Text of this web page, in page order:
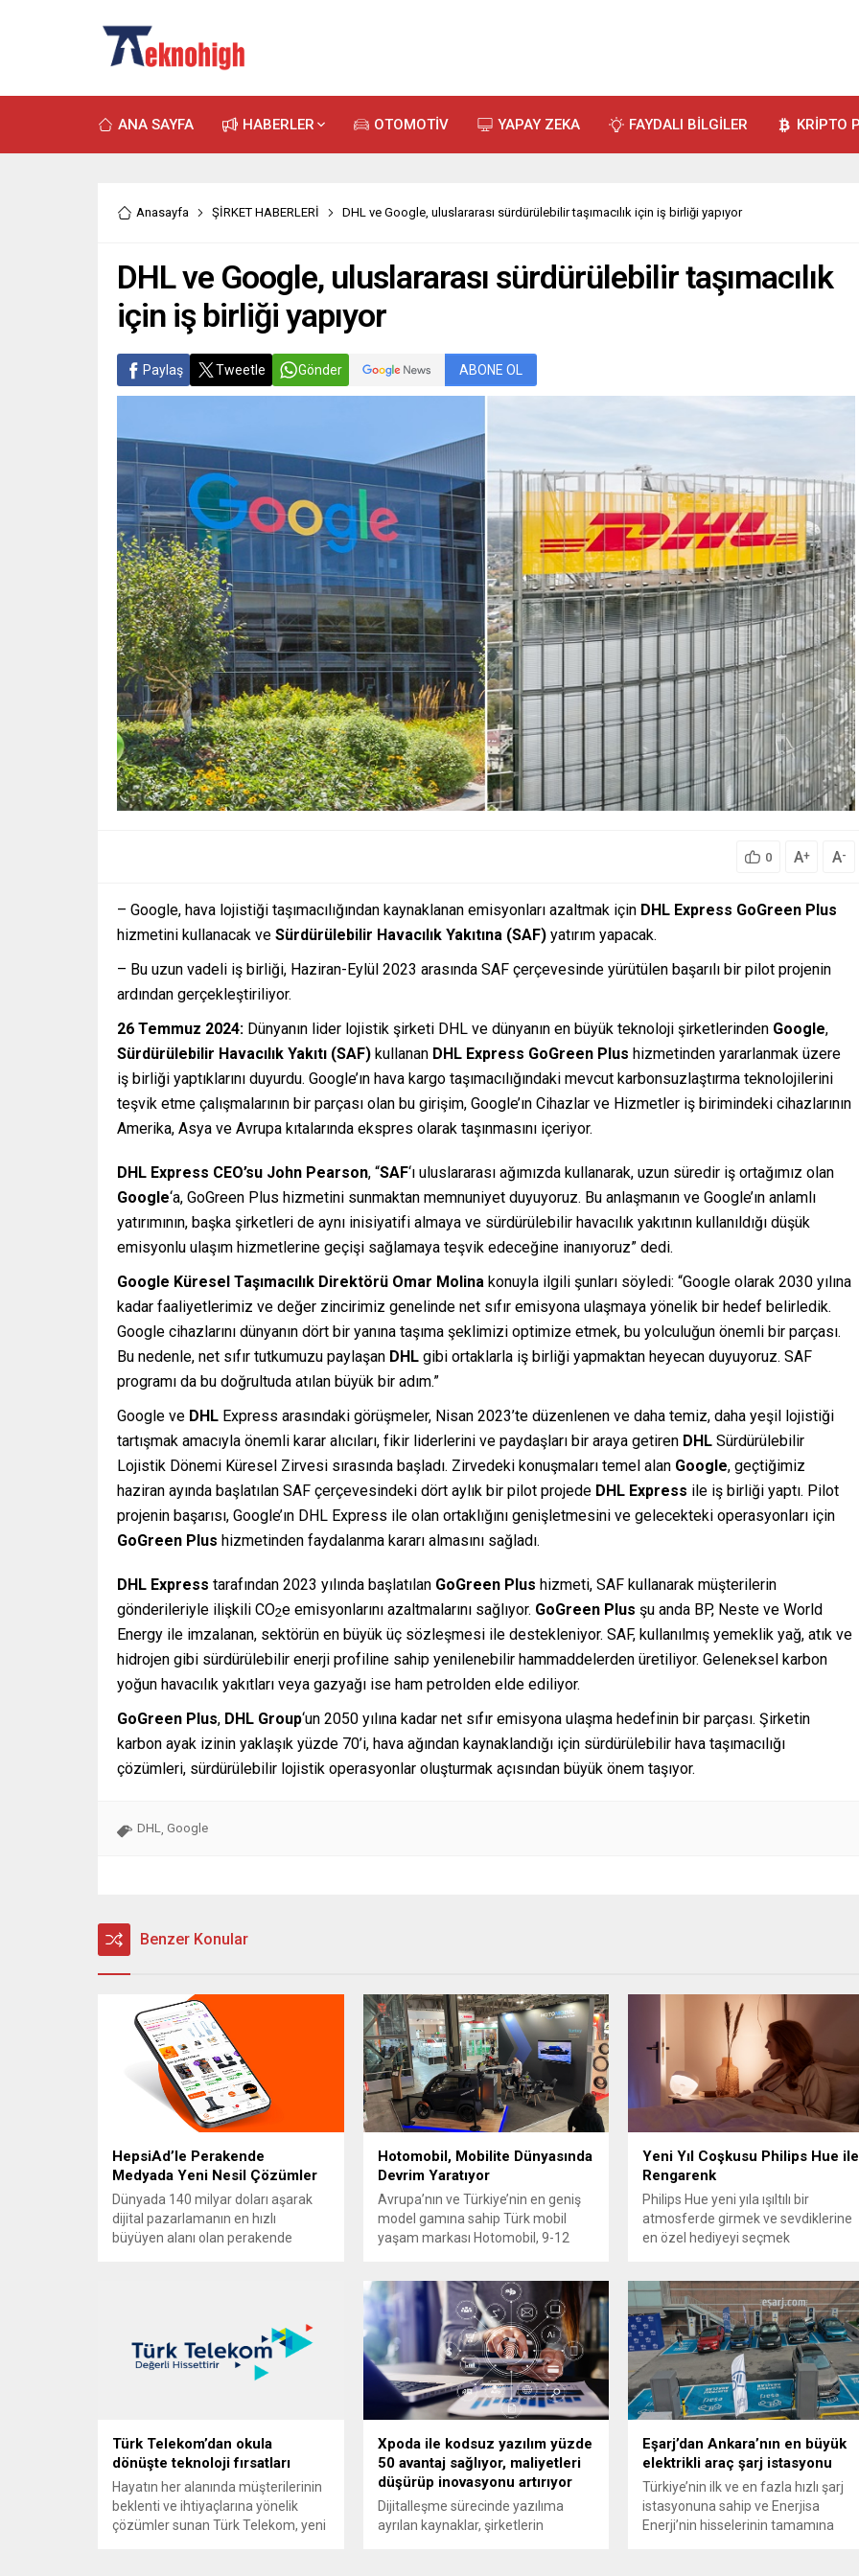
ANA SAYFA HABERLER OTOMOTİV YAPAY ZEKA FAYDALI BİLGİLER KRİPTO
Anasayfa ŞİRKET HABERLERİ DHL ve Google, uluslararası sürdürülebilir taşımacılık için iş birliği yapıyor
DHL ve Google, uluslararası sürdürülebilir taşımacılık
için iş birliği yapıyor
Paylaş Tweetle Gönder ABONE OL
0 A+ A-
– Google, hava lojistiği taşımacılığından kaynaklanan emisyonları azaltmak için DHL Express GoGreen Plus
hizmetini kullanacak ve Sürdürülebilir Havacılık Yakıtına (SAF) yatırım yapacak.
– Bu uzun vadeli iş birliği, Haziran-Eylül 2023 arasında SAF çerçevesinde yürütülen başarılı bir pilot projenin
ardından gerçekleştiriliyor.
26 Temmuz 2024: Dünyanın lider lojistik şirketi DHL ve dünyanın en büyük teknoloji şirketlerinden Google,
Sürdürülebilir Havacılık Yakıtı (SAF) kullanan DHL Express GoGreen Plus hizmetinden yararlanmak üzere
iş birliği yaptıklarını duyurdu. Google’ın hava kargo taşımacılığındaki mevcut karbonsuzlaştırma teknolojilerini
teşvik etme çalışmalarının bir parçası olan bu girişim, Google’ın Cihazlar ve Hizmetler iş birimindeki cihazlarının
Amerika, Asya ve Avrupa kıtalarında ekspres olarak taşınmasını içeriyor.
DHL Express CEO’su John Pearson, “SAF‘ı uluslararası ağımızda kullanarak, uzun süredir iş ortağımız olan
Google‘a, GoGreen Plus hizmetini sunmaktan memnuniyet duyuyoruz. Bu anlaşmanın ve Google’ın anlamlı
yatırımının, başka şirketleri de aynı inisiyatifi almaya ve sürdürülebilir havacılık yakıtının kullanıldığı düşük
emisyonlu ulaşım hizmetlerine geçişi sağlamaya teşvik edeceğine inanıyoruz” dedi.
Google Küresel Taşımacılık Direktörü Omar Molina konuyla ilgili şunları söyledi: “Google olarak 2030 yılına
kadar faaliyetlerimiz ve değer zincirimiz genelinde net sıfır emisyona ulaşmaya yönelik bir hedef belirledik.
Google cihazlarını dünyanın dört bir yanına taşıma şeklimizi optimize etmek, bu yolculuğun önemli bir parçası.
Bu nedenle, net sıfır tutkumuzu paylaşan DHL gibi ortaklarla iş birliği yapmaktan heyecan duyuyoruz. SAF
programı da bu doğrultuda atılan büyük bir adım.”
Google ve DHL Express arasındaki görüşmeler, Nisan 2023’te düzenlenen ve daha temiz, daha yeşil lojistiği
tartışmak amacıyla önemli karar alıcıları, fikir liderlerini ve paydaşları bir araya getiren DHL Sürdürülebilir
Lojistik Dönemi Küresel Zirvesi sırasında başladı. Zirvedeki konuşmaları temel alan Google, geçtiğimiz
haziran ayında başlatılan SAF çerçevesindeki dört aylık bir pilot projede DHL Express ile iş birliği yaptı. Pilot
projenin başarısı, Google’ın DHL Express ile olan ortaklığını genişletmesini ve gelecekteki operasyonları için
GoGreen Plus hizmetinden faydalanma kararı almasını sağladı.
DHL Express tarafından 2023 yılında başlatılan GoGreen Plus hizmeti, SAF kullanarak müşterilerin
gönderileriyle ilişkili CO2e emisyonlarını azaltmalarını sağlıyor. GoGreen Plus şu anda BP, Neste ve World
Energy ile imzalanan, sektörün en büyük üç sözleşmesi ile destekleniyor. SAF, kullanılmış yemeklik yağ, atık ve
hidrojen gibi sürdürülebilir enerji profiline sahip yenilenebilir hammaddelerden üretiliyor. Geleneksel karbon
yoğun havacılık yakıtları veya gazyağı ise ham petrolden elde ediliyor.
GoGreen Plus, DHL Group‘un 2050 yılına kadar net sıfır emisyona ulaşma hedefinin bir parçası. Şirketin
karbon ayak izinin yaklaşık yüzde 70’i, hava ağından kaynaklandığı için sürdürülebilir hava taşımacılığı
çözümleri, sürdürülebilir lojistik operasyonlar oluşturmak açısından büyük önem taşıyor.
DHL, Google
Benzer Konular
HepsiAd’le Perakende
Medyada Yeni Nesil Çözümler
Dünyada 140 milyar doları aşarak
dijital pazarlamanın en hızlı
büyüyen alanı olan perakende
platformu HepsiAd, güçlü teknolojisi
ve yenilikçi çözümleriyle markaların
büyümesine ve rekabetçi
140 milyar...
Hotomobil, Mobilite Dünyasında
Devrim Yaratıyor
Avrupa’nın ve Türkiye’nin en geniş
model gamına sahip Türk mobil
yaşam markası Hotomobil, 9-12
Tekerlekli Araçlar Fuarı’nda ilk
station vagon mikro mobilite ürünü
Catchy, Combo Purpose Electric
Vehicle’ı (CPEV) tanıttı. Türkiye’nin
lider mobil yaşam markası
Hotomobil tarafından İtalya’da ilk
kez tanıtılan Catchy,...
Yeni Yıl Coşkusu Philips Hue ile
Rengarenk
Philips Hue yeni yıla ışıltılı bir
atmosferde girmek ve sevdiklerine
en özel hediyeyi seçmek
kullanıcılara ışıklarını uzaktan
kontrol etme, renk tonlarını ve
parlaklıklarını özelleştirme ve özel
etkinlikler için ışıklarını senkronize
etme olanağı sunan Philips Hue,
yeni yıl için de benzersiz bir
atmosfer yaratmayı...
Türk Telekom’dan okula
dönüşte teknoloji fırsatları
Hayatın her alanında müşterilerinin
beklenti ve ihtiyaçlarına yönelik
çözümler sunan Türk Telekom, yeni
Xpoda ile kodsuz yazılım yüzde
50 avantaj sağlıyor, maliyetleri
düşürüp inovasyonu artırıyor
Dijitalleşme sürecinde yazılıma
ayrılan kaynaklar, şirketlerin
Eşarj’dan Ankara’nın en büyük
elektrikli araç şarj istasyonu
Türkiye’nin ilk ve en fazla hızlı şarj
istasyonuna sahip ve Enerjisa
Enerji’nin hisselerinin tamamına